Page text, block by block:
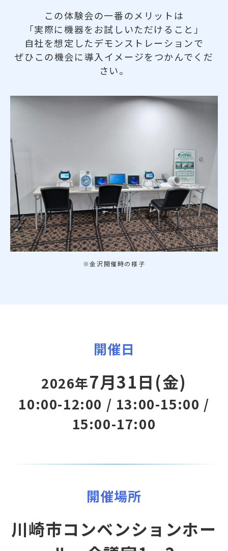
この体験会の一番のメリットは
「実際に機器をお試しいただけること」
自社を想定したデモンストレーションで
ぜひこの機会に導入イメージをつかんでくだ
さい。
※金沢開催時の様子
開催日
2026年7月31日(金)
10:00-12:00 / 13:00-15:00 /
15:00-17:00
開催場所
川崎市コンベンションホー